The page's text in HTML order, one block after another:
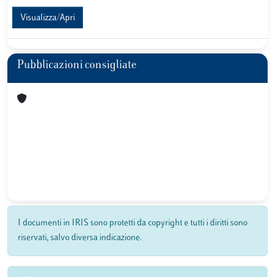
Visualizza/Apri
Pubblicazioni consigliate
I documenti in IRIS sono protetti da copyright e tutti i diritti sono
riservati, salvo diversa indicazione.